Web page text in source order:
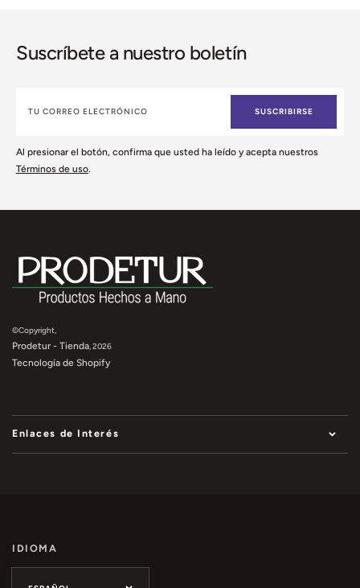
Suscríbete a nuestro boletín
SUSCRIBIRSE
Al presionar el botón, confirma que usted ha leído y acepta nuestros
Términos de uso.
©Copyright,
Prodetur - Tienda, 2026
Tecnología de Shopify
Enlaces de Interés
IDIOMA